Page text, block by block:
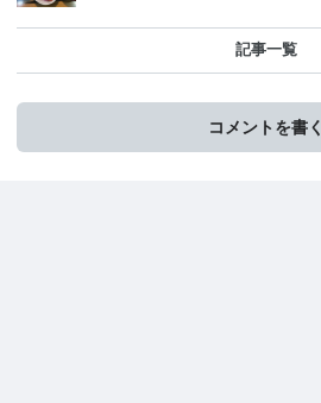
記事一覧
コメントを書く